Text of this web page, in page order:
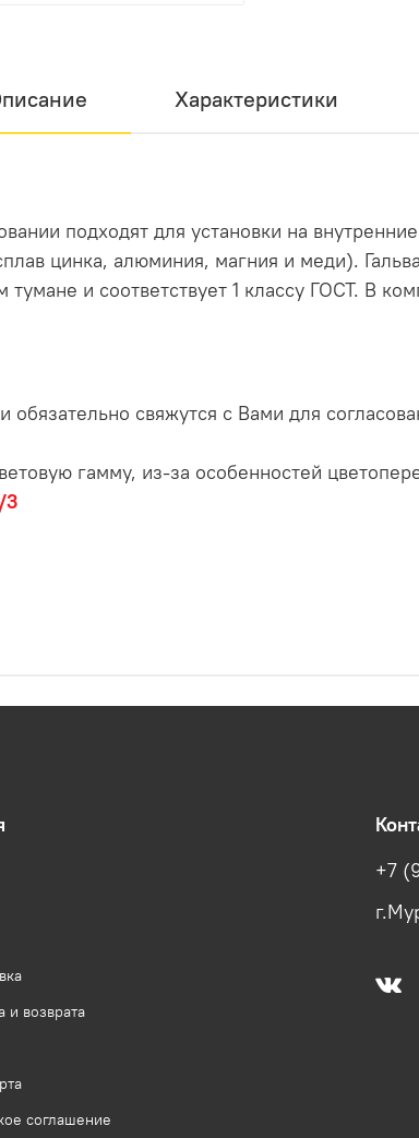
Характеристики
подходят для установки на
цинка, алюминия, магния и меди).
тумане и соответствует 1 классу ГОСТ. В
свяжутся с Вами для
гамму, из-за особенностей
3
и возврата
соглашение
+7